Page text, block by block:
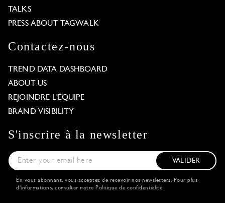
TALKS
PRESS ABOUT TAGWALK
Contactez-nous
TREND DATA DASHBOARD
ABOUT US
REJOINDRE L'ÉQUIPE
BRAND VISIBILITY
S'inscrire à la newsletter
VALIDER
En vous abonnant, vous acceptez de recevoir nos newsletters. Pour plus
d'informations, consulter notre Politique de confidentialité.